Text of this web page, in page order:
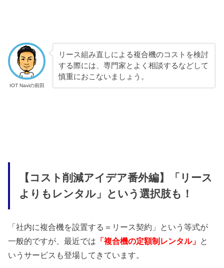
IOT Naviの前田
リース組み直しによる複合機のコストを検討
する際には、専門家とよく相談するなどして
慎重におこないましょう。
【コスト削減アイデア番外編】「リース
よりもレンタル」という選択肢も！
「社内に複合機を設置する＝リース契約」という等式が
一般的ですが、最近では 「複合機の定額制レンタル」 と
いうサービスも登場してきています。